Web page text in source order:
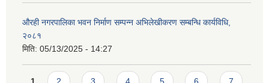
औरही नगरपालिका भवन निर्माण सम्पन्न अभिलेखीकरण सम्बन्धि कार्यविधि,
२०८१
मिति: 05/13/2025 - 14:27